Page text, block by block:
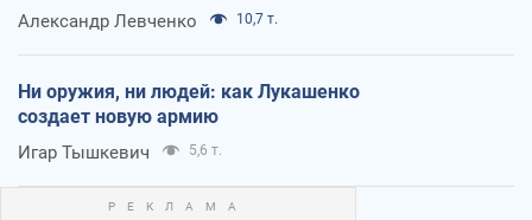
Александр Левченко 10,7 т.
Ни оружия, ни людей: как Лукашенко
создает новую армию
Игар Тышкевич 5,6 т.